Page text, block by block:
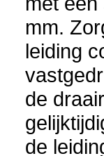
mm.
leiding
de
de